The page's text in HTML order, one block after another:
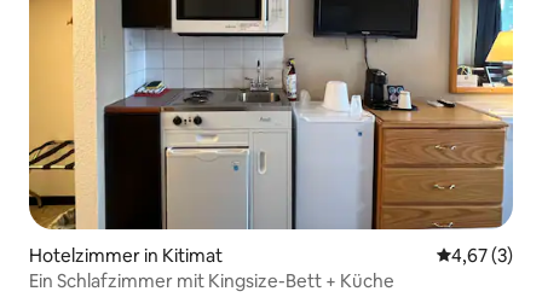
Hotelzimmer in Kitimat
4,67 (3)
Ein Schlafzimmer mit Kingsize-Bett + Küche